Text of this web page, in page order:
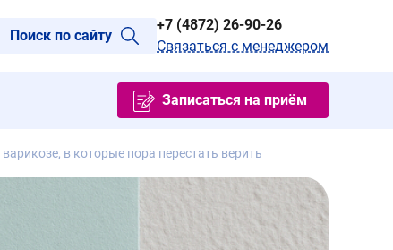
Поиск по сайту
+7 (4872) 26-90-26
Связаться с менеджером
Записаться на приём
в которые пора перестать верить